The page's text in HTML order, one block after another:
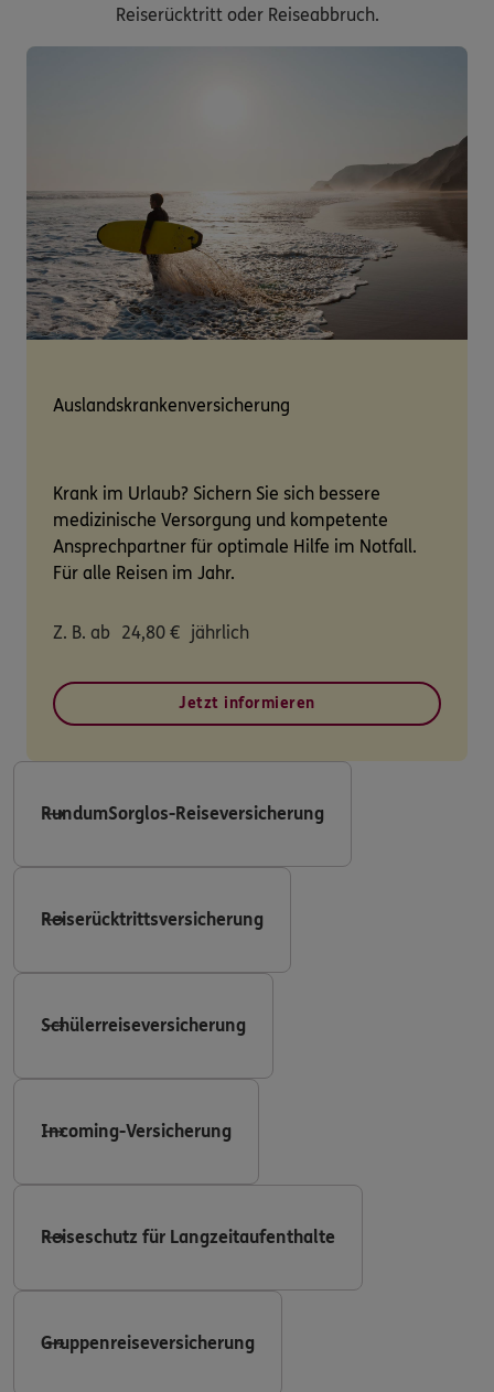
Reiserücktritt oder Reiseabbruch.
Auslandskrankenversicherung
Krank im Urlaub? Sichern Sie sich bessere
medizinische Versorgung und kompetente
Ansprechpartner für optimale Hilfe im Notfall.
Für alle Reisen im Jahr.
Z. B. ab 24,80 € jährlich
Jetzt informieren
RundumSorglos-Reiseversicherung
Reiserücktrittsversicherung
Schülerreiseversicherung
Incoming-Versicherung
Reiseschutz für Langzeitaufenthalte
Gruppenreiseversicherung